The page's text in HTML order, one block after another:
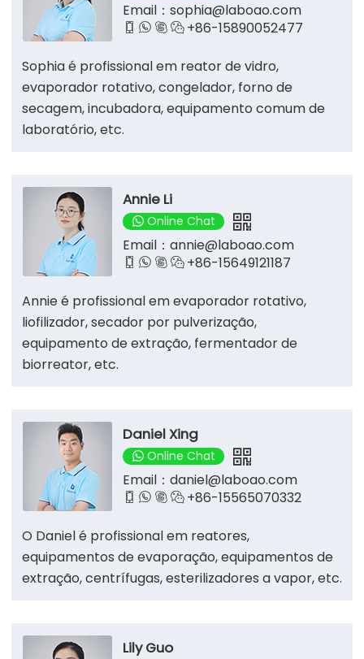
Email： sophia@laboao.com
    +86-15890052477
Sophia é profissional em reator de vidro,
evaporador rotativo, congelador, forno de
secagem, incubadora, equipamento comum de
laboratório, etc.
Annie Li
Online Chat
Email： annie@laboao.com
    +86-15649121187
Annie é profissional em evaporador rotativo,
liofilizador, secador por pulverização,
equipamento de extração, fermentador de
biorreator, etc.
Daniel Xing
Online Chat
Email： daniel@laboao.com
    +86-15565070332
O Daniel é profissional em reatores,
equipamentos de evaporação, equipamentos de
extração, centrífugas, esterilizadores a vapor, etc.
Lily Guo